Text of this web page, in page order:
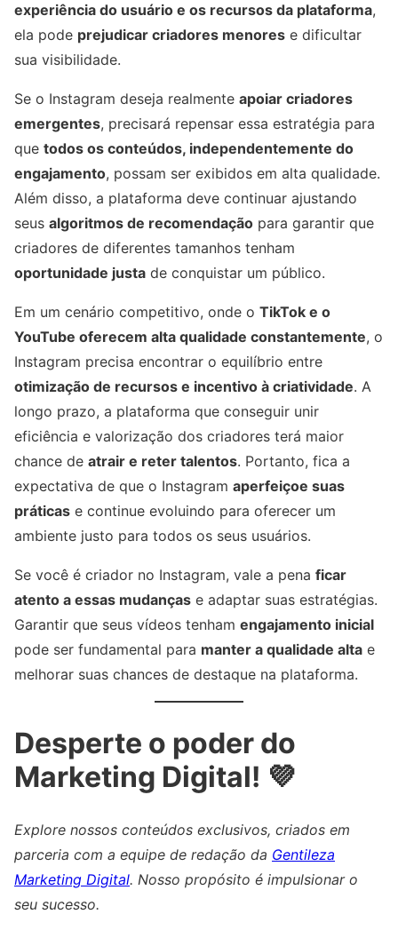
experiência do usuário e os recursos da plataforma,
ela pode prejudicar criadores menores e dificultar
sua visibilidade.
Se o Instagram deseja realmente apoiar criadores
emergentes, precisará repensar essa estratégia para
que todos os conteúdos, independentemente do
engajamento, possam ser exibidos em alta qualidade.
Além disso, a plataforma deve continuar ajustando
seus algoritmos de recomendação para garantir que
criadores de diferentes tamanhos tenham
oportunidade justa de conquistar um público.
Em um cenário competitivo, onde o TikTok e o
YouTube oferecem alta qualidade constantemente, o
Instagram precisa encontrar o equilíbrio entre
otimização de recursos e incentivo à criatividade. A
longo prazo, a plataforma que conseguir unir
eficiência e valorização dos criadores terá maior
chance de atrair e reter talentos. Portanto, fica a
expectativa de que o Instagram aperfeiçoe suas
práticas e continue evoluindo para oferecer um
ambiente justo para todos os seus usuários.
Se você é criador no Instagram, vale a pena ficar
atento a essas mudanças e adaptar suas estratégias.
Garantir que seus vídeos tenham engajamento inicial
pode ser fundamental para manter a qualidade alta e
melhorar suas chances de destaque na plataforma.
Desperte o poder do
Marketing Digital! 💜
Explore nossos conteúdos exclusivos, criados em
parceria com a equipe de redação da Gentileza
Marketing Digital. Nosso propósito é impulsionar o
seu sucesso.